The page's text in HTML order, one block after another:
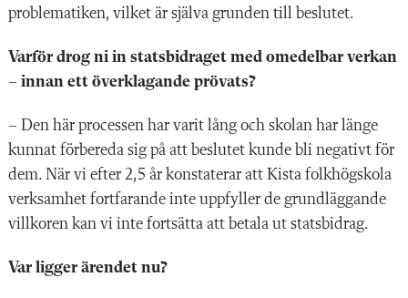
problematiken, vilket är själva grunden till beslutet.
Varför drog ni in statsbidraget med omedelbar verkan
– innan ett överklagande prövats?
– Den här processen har varit lång och skolan har länge
kunnat förbereda sig på att beslutet kunde bli negativt för
dem. När vi efter 2,5 år konstaterar att Kista folkhögskola
verksamhet fortfarande inte uppfyller de grundläggande
villkoren kan vi inte fortsätta att betala ut statsbidrag.
Var ligger ärendet nu?